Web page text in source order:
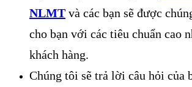
NLMT và các bạn sẽ được
cho bạn với các tiêu chuẩn cao
khách hàng.
Chúng tôi sẽ trả lời câu hỏi của